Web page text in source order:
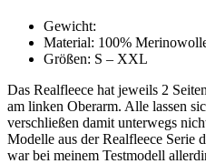
Gewicht:
Material: 100%
Größen: S – XXL
Das Realfleece hat jeweils 2
am linken Oberarm. Alle lassen
verschließen damit unterwegs
Modelle aus der Realfleece Serie
war bei meinem Testmodell